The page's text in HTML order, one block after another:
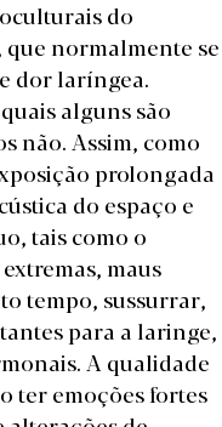
do
normalmente se
dor laríngea.
alguns são
não. Assim, como
prolongada
do espaço e
tais como o
maus
tempo, sussurrar,
para a laringe,
A qualidade
ter emoções fortes